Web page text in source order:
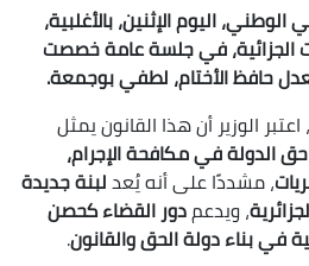
، اليوم الإثنين،بالأغلبية،
، في جلسة عامة خصصت
حافظ الأختام،لطفي بوجمعة.
الوزير أن هذا القانون يمثل
الدولة في مكافحة الإجرام،
، مشددًا على أنه يُعدلبنة جديدة
، ويدعمدور القضاء كحصن
في بناء دولة الحق والقانون.